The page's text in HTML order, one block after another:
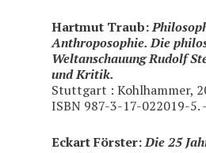
Hartmut Traub:
Anthroposophie. Die
Weltanschauung Rudolf
und Kritik.
Stuttgart : Kohlhammer,
ISBN 987-3-17-022019-5.
Eckart Förster:Die 25